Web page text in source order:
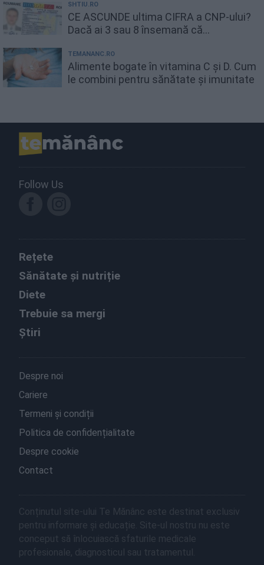
SHTIU.RO
CE ASCUNDE ultima CIFRA a CNP-ului?
Dacă ai 3 sau 8 însemană că...
TEMANANC.RO
Alimente bogate în vitamina C și D. Cum
le combini pentru sănătate și imunitate
Follow Us
Rețete
Sănătate și nutriție
Diete
Trebuie sa mergi
Știri
Despre noi
Cariere
Termeni și condiții
Politica de confidențialitate
Despre cookie
Contact
Conținutul site-ului Te Mănânc este destinat exclusiv
pentru informare și educație. Site-ul nostru nu este
conceput să înlocuiască sfaturile medicale
profesionale, diagnosticul sau tratamentul.